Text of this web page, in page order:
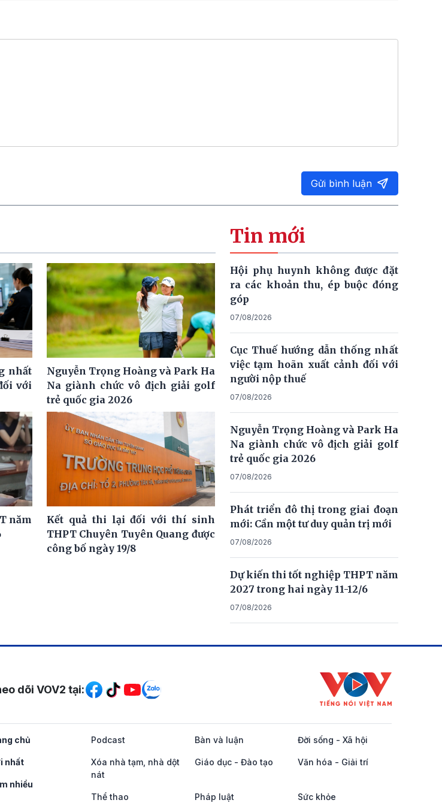
Gửi bình luận
nhất
với
Nguyễn Trọng Hoàng và Park Ha
Na giành chức vô địch giải golf
trẻ quốc gia 2026
năm
Kết quả thi lại đối với thí sinh
THPT Chuyên Tuyên Quang được
công bố ngày 19/8
Tin mới
Hội phụ huynh không được đặt
ra các khoản thu, ép buộc đóng
góp
07/08/2026
Cục Thuế hướng dẫn thống nhất
việc tạm hoãn xuất cảnh đối với
người nộp thuế
07/08/2026
Nguyễn Trọng Hoàng và Park Ha
Na giành chức vô địch giải golf
trẻ quốc gia 2026
07/08/2026
Phát triển đô thị trong giai đoạn
mới: Cần một tư duy quản trị mới
07/08/2026
Dự kiến thi tốt nghiệp THPT năm
2027 trong hai ngày 11-12/6
07/08/2026
xã hội
dõi VOV2 tại:
chủ
nhất
nhiều
Podcast Bàn và luận Đời sống - Xã hội
Xóa nhà tạm, nhà dột
nát
Giáo dục - Đào tạo Văn hóa - Giải trí
Thể thao Pháp luật Sức khỏe